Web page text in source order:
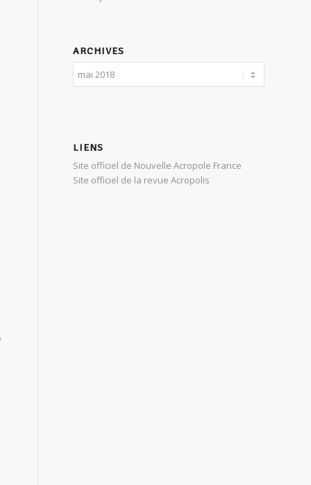
ARCHIVES
LIENS
Site officiel de Nouvelle Acropole France
Site officiel de la revue Acropolis